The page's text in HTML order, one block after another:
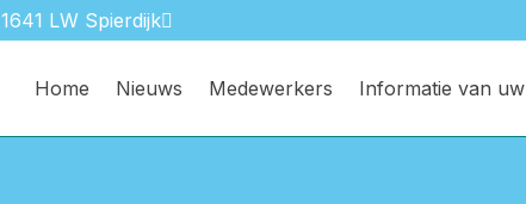
1641 LW Spierdijk
Home Nieuws Medewerkers Informatie van